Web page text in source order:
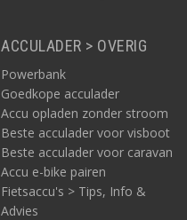
ACCULADER > OVERIG
Powerbank
Goedkope acculader
Accu opladen zonder stroom
Beste acculader voor visboot
Beste acculader voor caravan
Accu e-bike pairen
Fietsaccu's > Tips, Info &
Advies